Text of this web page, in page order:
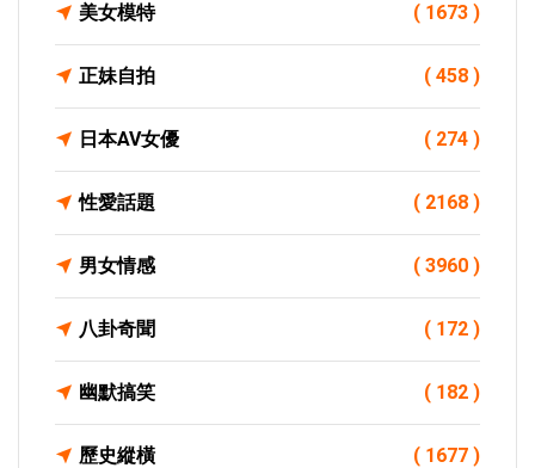
美女模特 ( 1673 )
正妹自拍 ( 458 )
日本AV女優 ( 274 )
性愛話題 ( 2168 )
男女情感 ( 3960 )
八卦奇聞 ( 172 )
幽默搞笑 ( 182 )
歷史縱橫 ( 1677 )